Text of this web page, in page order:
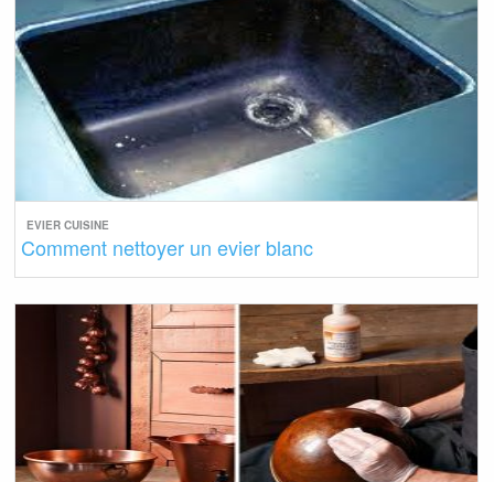
EVIER CUISINE
Comment nettoyer un evier blanc